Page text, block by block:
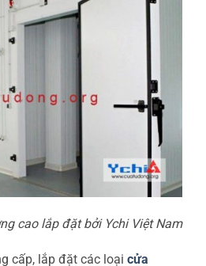
cao lắp đặt bởi Ychi Việt Nam
cấp, lắp đặt các loại cửa